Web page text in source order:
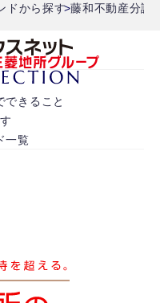
ドから探す 藤和不動産分譲
できること
一覧